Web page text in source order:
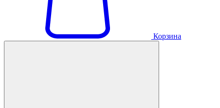
Корзина